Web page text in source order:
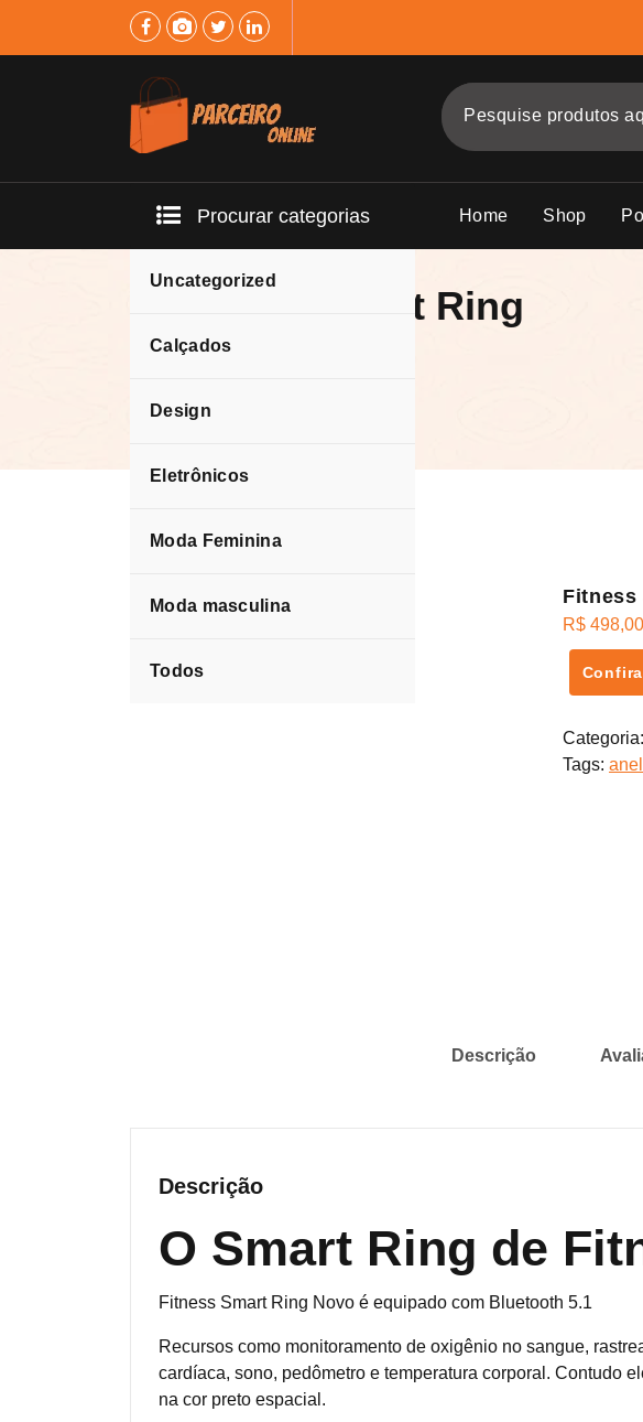
Procurar categorias
Uncategorized
Calçados
Design
Eletrônicos
Moda Feminina
Moda masculina
Todos
Home Shop
Fitness Smart Ring
Fitness
R$ 498,00
Categoria:
Tags:
Descrição
Descrição
O Smart Ring de
Fitness Smart Ring Novo é equipado com Bluetooth 5.1
Recursos como monitoramento de oxigênio no sangue,
cardíaca, sono, pedômetro e temperatura corporal. Contudo
na cor preto espacial.